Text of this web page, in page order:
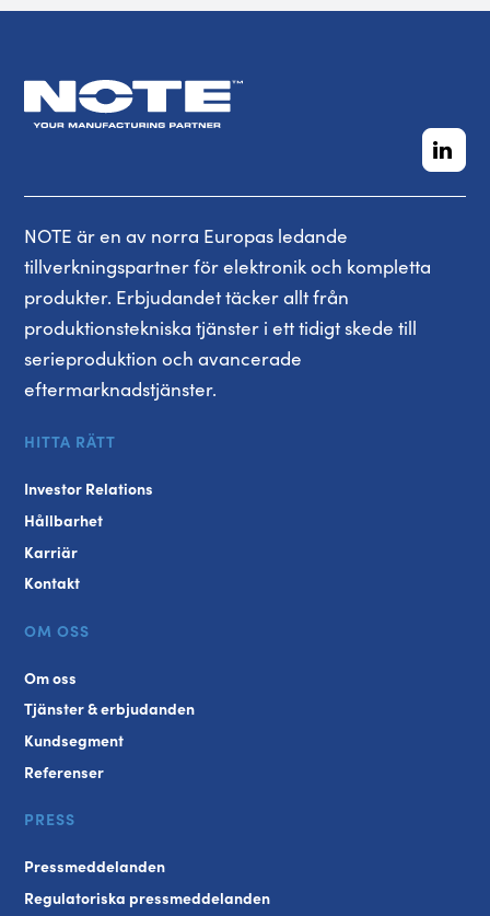
NOTE är en av norra Europas ledande
tillverkningspartner för elektronik och kompletta
produkter. Erbjudandet täcker allt från
produktionstekniska tjänster i ett tidigt skede till
serieproduktion och avancerade
eftermarknadstjänster.
HITTA RÄTT
Investor Relations
Hållbarhet
Karriär
Kontakt
OM OSS
Om oss
Tjänster & erbjudanden
Kundsegment
Referenser
PRESS
Pressmeddelanden
Regulatoriska pressmeddelanden